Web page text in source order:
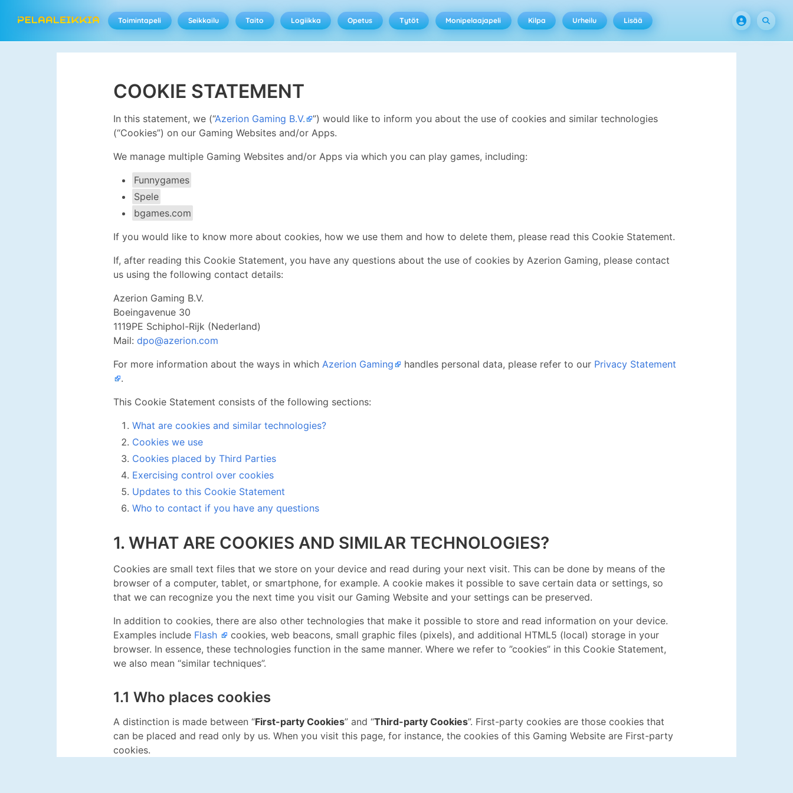
Toimintapeli Seikkailu Taito Logiikka Opetus Tytöt Monipelaajapeli Kilpa Urheilu Lisää